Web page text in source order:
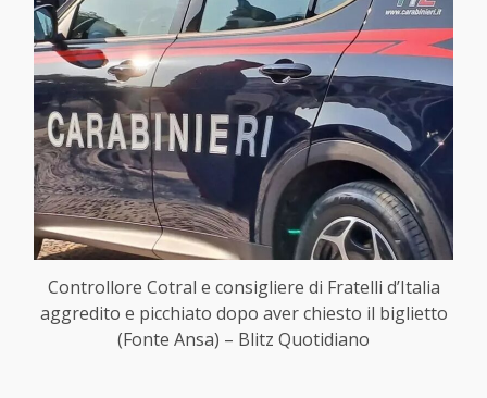
Controllore Cotral e consigliere di Fratelli d’Italia
aggredito e picchiato dopo aver chiesto il biglietto
(Fonte Ansa) – Blitz Quotidiano